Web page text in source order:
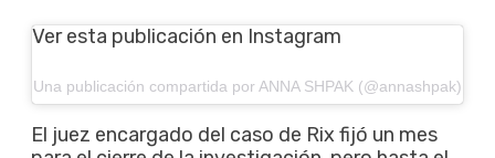
Ver esta publicación en Instagram
Una publicación compartida por ANNA SHPAK (@annashpak)
El juez encargado del caso de Rix fijó un mes